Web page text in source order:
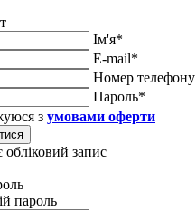
Ім'я*
E-mail*
Номер телефону
Пароль*
з умовами оферти
запис
пароль